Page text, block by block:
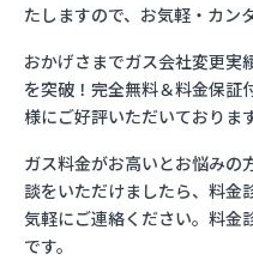
たしますので、お気軽・カン
おかげさまでガス会社変更実
を突破！完全無料＆料金保証
様にご好評いただいております
ガス料金がお高いとお悩みの
談をいただけましたら、料金
気軽にご連絡ください。料金
です。